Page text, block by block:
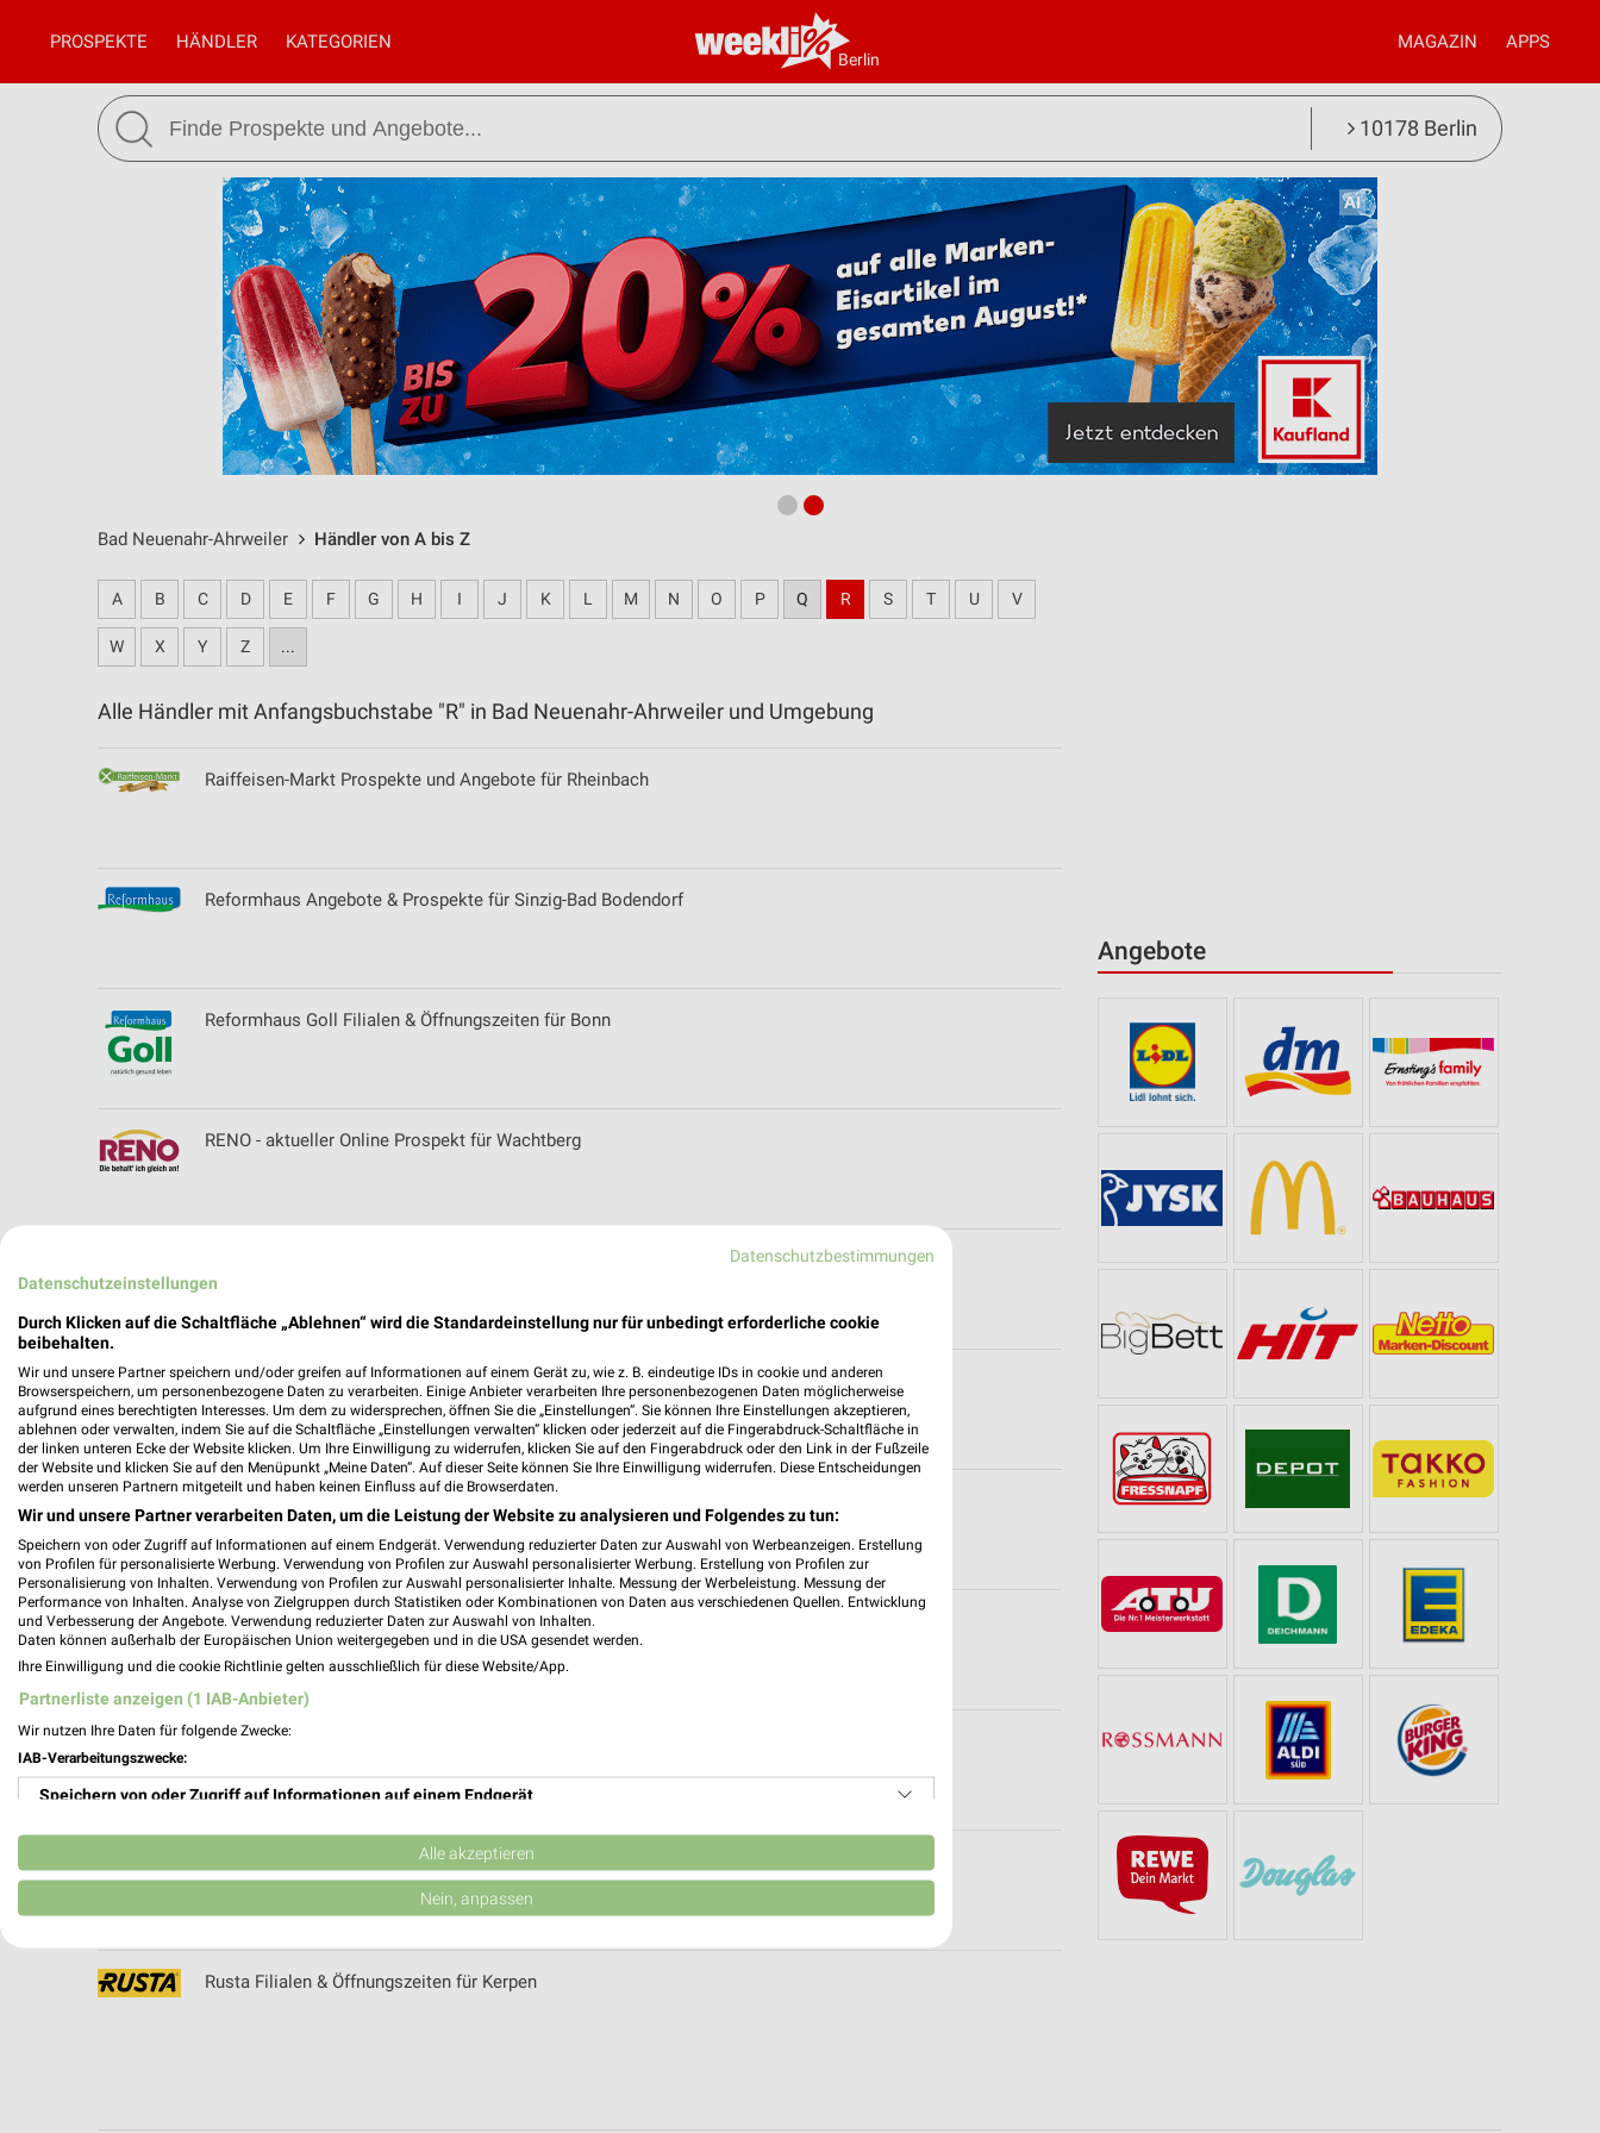
Berlin
PROSPEKTE HÄNDLER KATEGORIEN MAGAZIN APPS
10178 Berlin
Bad Neuenahr-Ahrweiler Händler von A bis Z
Angebote
A B C D E F G H I J K L M N O P Q R S T U V
W X Y Z ...
Alle Händler mit Anfangsbuchstabe "R" in Bad Neuenahr-Ahrweiler und Umgebung
Raiffeisen-Markt Prospekte und Angebote für Rheinbach
Reformhaus Angebote & Prospekte für Sinzig-Bad Bodendorf
Reformhaus Goll Filialen & Öffnungszeiten für Bonn
RENO - aktueller Online Prospekt für Wachtberg
REWE Prospekt der Woche für Bad Neuenahr
ROFU Prospekte & Spielzeug für Euskirchen
Rohrkummer Filialen & Öffnungszeiten für Meckenheim
ROLLER Katalog und Prospekte für EUSKIRCHEN
Rossmann Wochenprospekt & Angebote für Bad Neuenahr
Rusta Filialen & Öffnungszeiten für Kerpen
Datenschutzbestimmungen
Datenschutzeinstellungen
Durch Klicken auf die Schaltfläche „Ablehnen“ wird die Standardeinstellung nur für unbedingt erforderliche cookie
beibehalten.
Wir und unsere Partner speichern und/oder greifen auf Informationen auf einem Gerät zu, wie z. B. eindeutige IDs in cookie und anderen
Browserspeichern, um personenbezogene Daten zu verarbeiten. Einige Anbieter verarbeiten Ihre personenbezogenen Daten möglicherweise
aufgrund eines berechtigten Interesses. Um dem zu widersprechen, öffnen Sie die „Einstellungen“. Sie können Ihre Einstellungen akzeptieren,
ablehnen oder verwalten, indem Sie auf die Schaltfläche „Einstellungen verwalten“ klicken oder jederzeit auf die Fingerabdruck-Schaltfläche in
der linken unteren Ecke der Website klicken. Um Ihre Einwilligung zu widerrufen, klicken Sie auf den Fingerabdruck oder den Link in der Fußzeile
der Website und klicken Sie auf den Menüpunkt „Meine Daten“. Auf dieser Seite können Sie Ihre Einwilligung widerrufen. Diese Entscheidungen
werden unseren Partnern mitgeteilt und haben keinen Einfluss auf die Browserdaten.
Wir und unsere Partner verarbeiten Daten, um die Leistung der Website zu analysieren und Folgendes zu tun:
Speichern von oder Zugriff auf Informationen auf einem Endgerät. Verwendung reduzierter Daten zur Auswahl von Werbeanzeigen. Erstellung
von Profilen für personalisierte Werbung. Verwendung von Profilen zur Auswahl personalisierter Werbung. Erstellung von Profilen zur
Personalisierung von Inhalten. Verwendung von Profilen zur Auswahl personalisierter Inhalte. Messung der Werbeleistung. Messung der
Performance von Inhalten. Analyse von Zielgruppen durch Statistiken oder Kombinationen von Daten aus verschiedenen Quellen. Entwicklung
und Verbesserung der Angebote. Verwendung reduzierter Daten zur Auswahl von Inhalten.
Daten können außerhalb der Europäischen Union weitergegeben und in die USA gesendet werden.
Ihre Einwilligung und die cookie Richtlinie gelten ausschließlich für diese Website/App.
Partnerliste anzeigen (1 IAB-Anbieter)
Wir nutzen Ihre Daten für folgende Zwecke:
IAB-Verarbeitungszwecke:
Speichern von oder Zugriff auf Informationen auf einem Endgerät
Verwendung reduzierter Daten zur Auswahl von Werbeanzeigen
Erstellung von Profilen für personalisierte Werbung
Erstellung von Profilen zur Personalisierung von Inhalten
Alle akzeptieren
Nein, anpassen